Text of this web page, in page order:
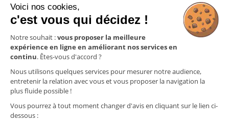
Voici nos cookies,
c'est vous qui décidez !
Notre souhait :vous proposer la meilleure
expérience en ligne en améliorant nos services en
continu. Êtes-vous d'accord ?
Nous utilisons quelques services pour mesurer notre audience,
entretenir la relation avec vous et vous proposer la navigation la
plus fluide possible !
Vous pourrez à tout moment changer d'avis en cliquant sur le lien ci-
dessous :
Guide VMC
ACTUALITÉS
CONTACT
ESPACE PRO
Mentions légales
Politique de confidentialité